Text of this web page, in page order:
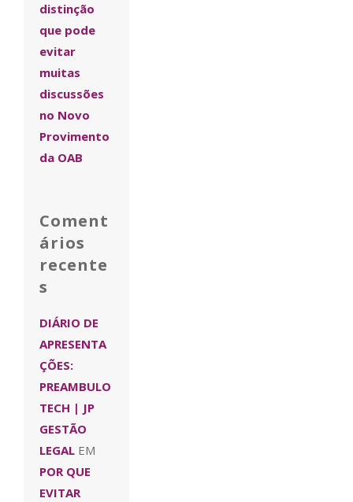
distinção
que pode
evitar
muitas
discussões
no Novo
Provimento
da OAB
Coment
ários
recente
s
DIÁRIO DE
APRESENTA
ÇÕES:
PREAMBULO
TECH | JP
GESTÃO
LEGAL EM
POR QUE
EVITAR